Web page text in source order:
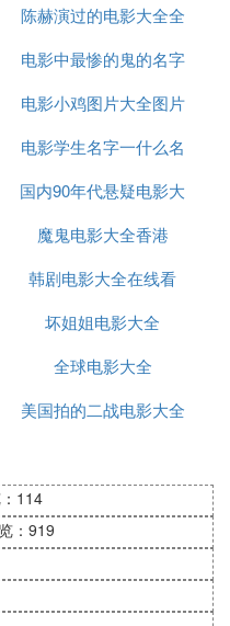
球种了神精树，并于孙
变身超赛奠定了基础。
亚人》。
超激战2》。
难以入眠》。
于我的》。
融合》。
。
一个用武器的赛亚人
字2020
陈赫演过的电影大全全
部
电影中最惨的鬼的名字
电影小鸡图片大全图片
大全图片大全图片大全
电影学生名字一什么名
字
国内90年代悬疑电影大
全
魔鬼电影大全香港
韩剧电影大全在线看
坏姐姐电影大全
全球电影大全
美国拍的二战电影大全
114
：919